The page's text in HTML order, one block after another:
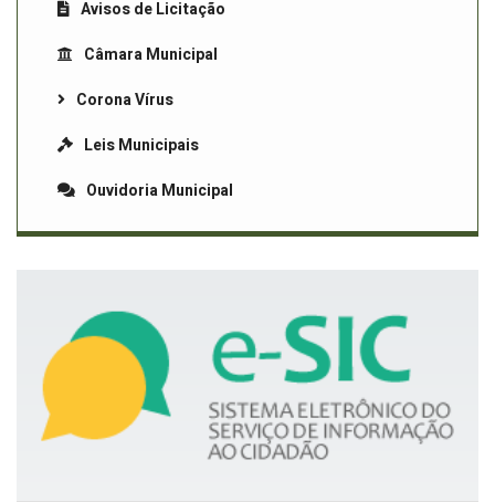
Avisos de Licitação
Câmara Municipal
Corona Vírus
Leis Municipais
Ouvidoria Municipal